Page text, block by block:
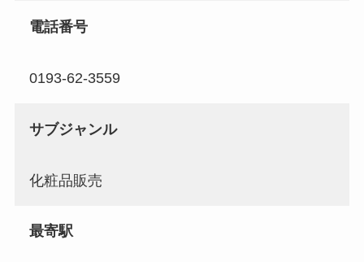
電話番号
0193-62-3559
サブジャンル
化粧品販売
最寄駅